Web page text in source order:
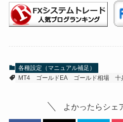
各種設定（マニュアル補足）
MT4
ゴールドEA ゴールド相場 十
よかったらシェ